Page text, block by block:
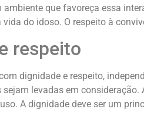
que favoreça essa
do idoso. O respeito à
respeito
dignidade e respeito,
levadas em
A dignidade deve ser um